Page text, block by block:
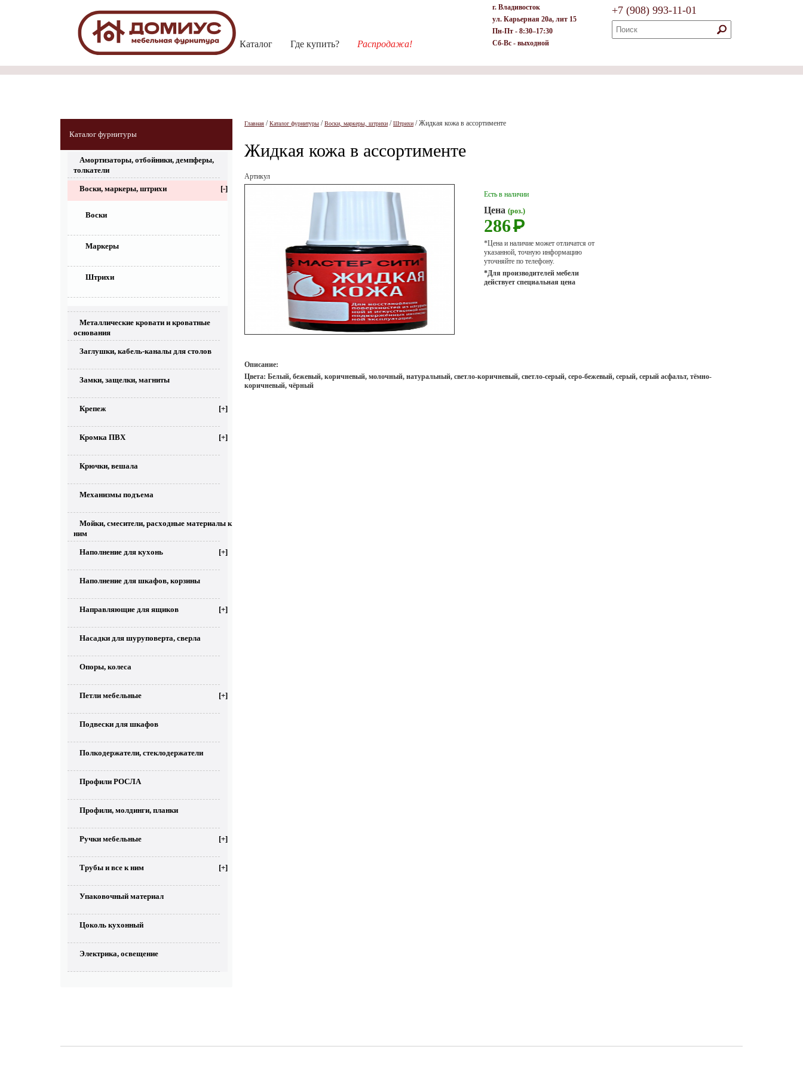
Каталог Где купить? Распродажа!
г. Владивосток
ул. Карьерная 20а, лит 15
Пн-Пт - 8:30–17:30
Сб-Вс - выходной
+7 (908) 993-11-01
Каталог фурнитуры
Амортизаторы, отбойники, демпферы,
толкатели
Воски, маркеры, штрихи [-]
Воски
Маркеры
Штрихи
Металлические кровати и кроватные
основания
Заглушки, кабель-каналы для столов
Замки, защелки, магниты
Крепеж [+]
Кромка ПВХ [+]
Крючки, вешала
Механизмы подъема
Мойки, смесители, расходные материалы к
ним
Наполнение для кухонь [+]
Наполнение для шкафов, корзины
Направляющие для ящиков [+]
Насадки для шуруповерта, сверла
Опоры, колеса
Петли мебельные [+]
Подвески для шкафов
Полкодержатели, стеклодержатели
Профили РОСЛА
Профили, молдинги, планки
Ручки мебельные [+]
Трубы и все к ним [+]
Упаковочный материал
Цоколь кухонный
Электрика, освещение
Главная /Каталог фурнитуры /Воски, маркеры, штрихи /Штрихи /Жидкая кожа в ассортименте
Жидкая кожа в ассортименте
Артикул
Есть в наличии
Цена (роз.)
286Р
*Цена и наличие может отличатся от
указанной, точную информацию
уточняйте по телефону.
*Для производителей мебели
действует специальная цена
Описание:
Цвета: Белый, бежевый, коричневый, молочный, натуральный, светло-коричневый, светло-серый, серо-бежевый, серый, серый асфальт, тёмно-
коричневый, чёрный